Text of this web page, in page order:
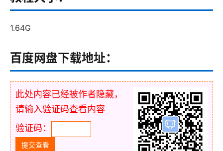
1.64G
百度网盘下载地址：
此处内容已经被作者隐藏，
请输入验证码查看内容
验证码：